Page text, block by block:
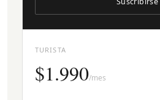
TURISTA
$1.990/mes